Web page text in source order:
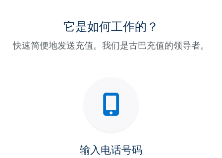
它是如何工作的？
快速简便地发送充值。我们是古巴充值的领导者。
输入电话号码